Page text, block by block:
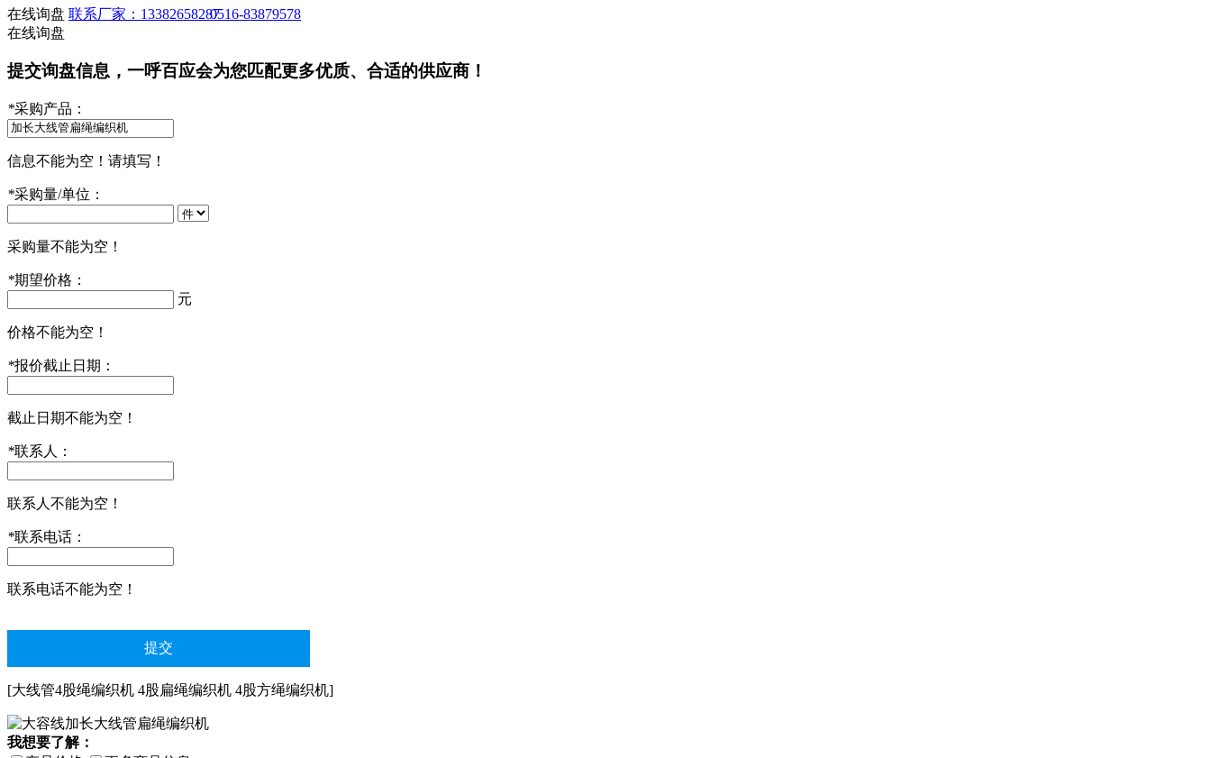
在线询盘 联系厂家：133826582870516-83879578
在线询盘
提交询盘信息，一呼百应会为您匹配更多优质、合适的供应商！
*采购产品：
信息不能为空！请填写！
*采购量/单位：
采购量不能为空！
*期望价格：
元
价格不能为空！
*报价截止日期：
截止日期不能为空！
*联系人：
联系人不能为空！
*联系电话：
联系电话不能为空！
[大线管4股绳编织机 4股扁绳编织机 4股方绳编织机]
我想要了解：